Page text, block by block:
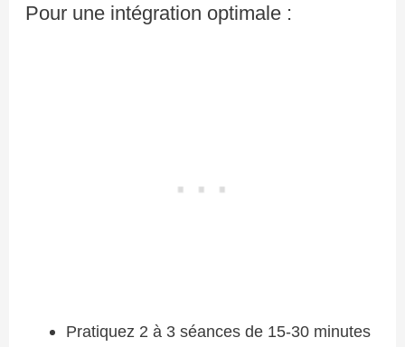
Pour une intégration optimale :
Pratiquez 2 à 3 séances de 15-30 minutes